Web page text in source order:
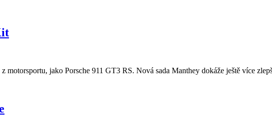
motorsportu, jako Porsche 911 GT3 RS. Nová sada Manthey dokáže ještě více